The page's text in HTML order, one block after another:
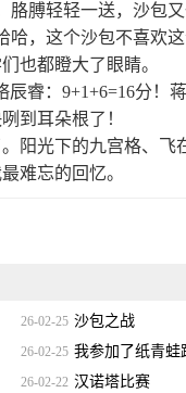
胳膊轻轻一送，沙包
哈，这个沙包不喜欢
也都瞪大了眼睛。
辰睿：9+1+6=16分！
到耳朵根了！
阳光下的九宫格、飞
难忘的回忆。
26-02-25 沙包之战
26-02-25 我参加了纸青蛙
26-02-22 汉诺塔比赛